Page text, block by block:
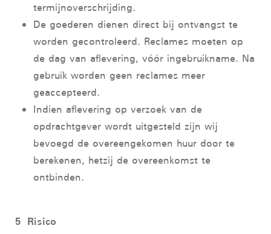
termijnoverschrijding.
De goederen dienen direct bij ontvangst te
worden gecontroleerd. Reclames moeten op
de dag van aflevering, vóór ingebruikname. Na
gebruik worden geen reclames meer
geaccepteerd.
Indien aflevering op verzoek van de
opdrachtgever wordt uitgesteld zijn wij
bevoegd de overeengekomen huur door te
berekenen, hetzij de overeenkomst te
ontbinden.
5 Risico